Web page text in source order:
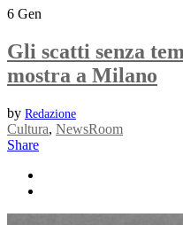
6 Gen
Gli scatti senza
mostra a Milano
by Redazione
Cultura, NewsRoom
Share